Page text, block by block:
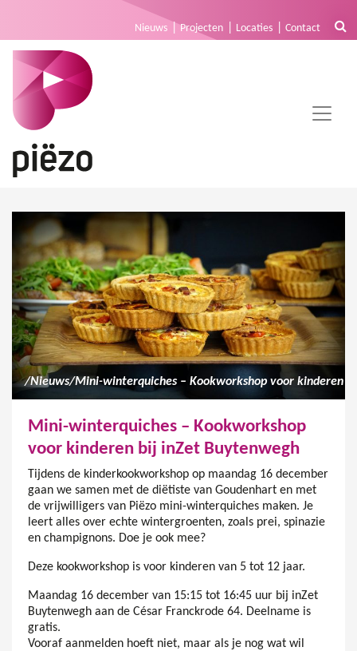
Nieuws Projecten Locaties Contact
/Nieuws/
Mini-winterquiches – Kookworkshop
voor kinderen bij inZet Buytenwegh
Tijdens de kinderkookworkshop op maandag 16 december
gaan we samen met de diëtiste van Goudenhart en met
de vrijwilligers van Piëzo mini-winterquiches maken. Je
leert alles over echte wintergroenten, zoals prei, spinazie
en champignons. Doe je ook mee?
Deze kookworkshop is voor kinderen van 5 tot 12 jaar.
Maandag 16 december van 15:15 tot 16:45 uur bij inZet
Buytenwegh aan de César Franckrode 64. Deelname is
gratis.
Vooraf aanmelden hoeft niet, maar als je nog wat wil